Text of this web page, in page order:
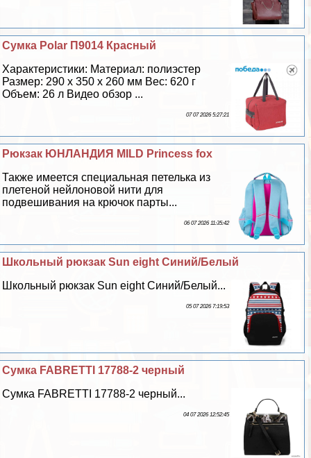
Сумка Polar П9014 Красный
Хаpaктеристики: Материал: полиэстер
Размер: 290 х 350 х 260 мм Вес: 620 г
Объем: 26 л Видео обзор ...
07 07 2026 5:27:21
Рюкзак ЮНЛАНДИЯ MILD Princess fox
Также имеется специальная петелька из
плетеной нейлоновой нити для
подвешивания на крючок парты...
06 07 2026 11:35:42
Школьный рюкзак Sun eight Синий/Белый
Школьный рюкзак Sun eight Синий/Белый...
05 07 2026 7:19:53
Сумка FABRETTI 17788-2 черный
Сумка FABRETTI 17788-2 черный...
04 07 2026 12:52:45